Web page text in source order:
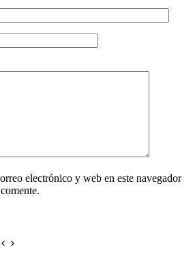
electrónico y web en este navegador